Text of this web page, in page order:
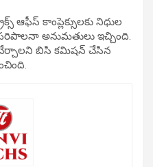
ఆఫీస్ కాంప్లెక్సులకు నిధుల
అనుమతులు ఇచ్చింది.
బిసి కమిషన్ చేసిన